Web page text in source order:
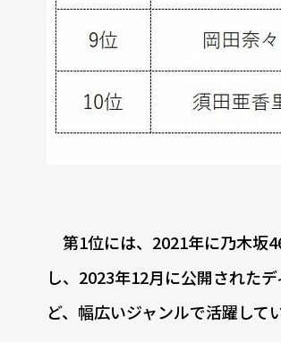
第1位には、2021年に乃木坂
し、2023年12月に公開された
ど、幅広いジャンルで活躍して